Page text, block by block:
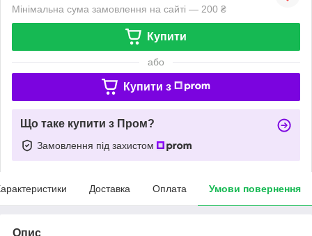
Мінімальна сума замовлення на сайті — 200 ₴
Купити
або
Купити з
Що таке купити з Пром?
Замовлення під захистом
Доставка Оплата Умови повернення
Опис